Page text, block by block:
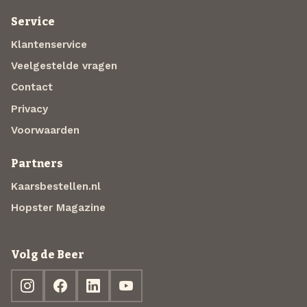
Service
Klantenservice
Veelgestelde vragen
Contact
Privacy
Voorwaarden
Partners
Kaarsbestellen.nl
Hopster Magazine
Volg de Beer